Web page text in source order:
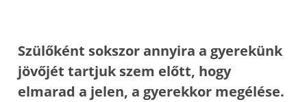
Szülőként sokszor annyira a gyerekünk
jövőjét tartjuk szem előtt, hogy
elmarad a jelen, a gyerekkor megélése.